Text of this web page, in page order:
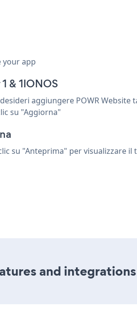
your app
& 1IONOS
aggiungere POWR
su "Aggiorna"
su "Anteprima" per visualizzare il
and